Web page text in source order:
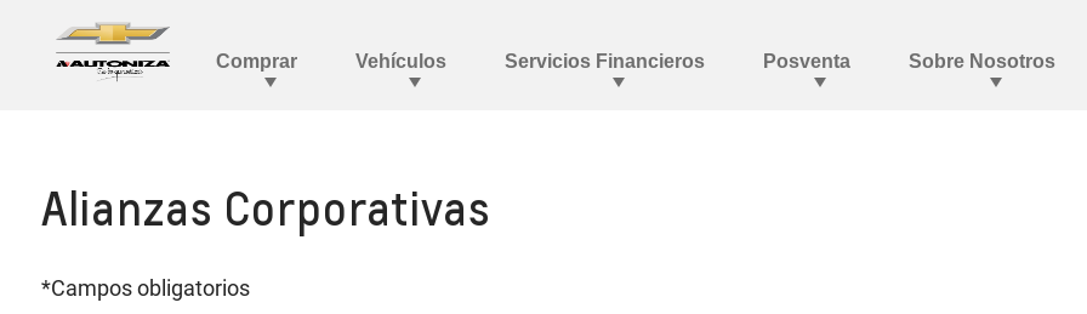
Alianzas Corporativas
*Campos obligatorios